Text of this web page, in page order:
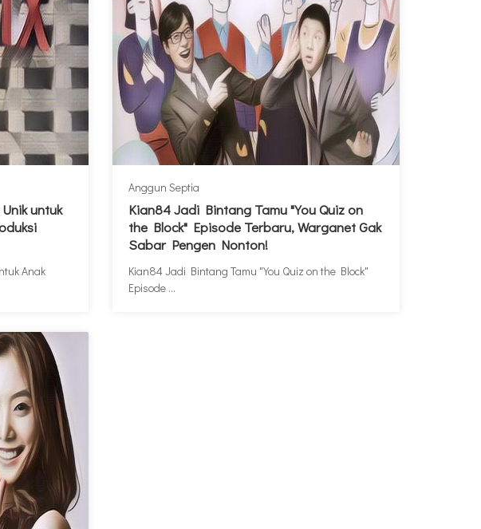
untuk
Anak
Anggun Septia
Kian84 Jadi Bintang Tamu "You Quiz on
the Block" Episode Terbaru, Warganet Gak
Sabar Pengen Nonton!
Kian84 Jadi Bintang Tamu "You Quiz on the Block"
Episode ...